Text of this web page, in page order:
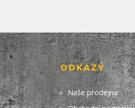
ODKAZY
Naše prodejna